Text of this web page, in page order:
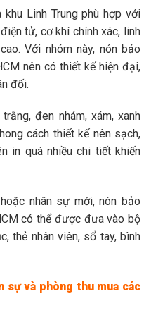
khu Linh Trung phù hợp với
tử, cơ khí chính xác, linh
Với nhóm này, nón bảo
nên có thiết kế hiện đại,
đối.
đen nhám, xám, xanh
cách thiết kế nên sạch,
in quá nhiều chi tiết khiến
nhân sự mới, nón bảo
có thể được đưa vào bộ
thẻ nhân viên, sổ tay, bình
sự và phòng thu mua các